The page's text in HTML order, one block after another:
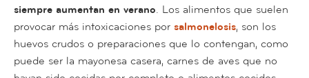
siempre aumentan en verano. Los alimentos que suelen
provocar más intoxicaciones por salmonelosis, son los
huevos crudos o preparaciones que lo contengan, como
puede ser la mayonesa casera, carnes de aves que no